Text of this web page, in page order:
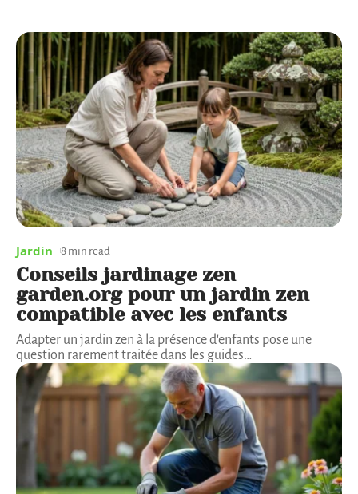
Jardin 8 min read
Conseils jardinage zen
garden.org pour un jardin zen
compatible avec les enfants
Adapter un jardin zen à la présence d'enfants pose une
question rarement traitée dans les guides…